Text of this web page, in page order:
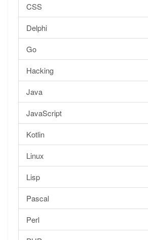
CSS
Delphi
Go
Hacking
Java
JavaScript
Kotlin
Linux
Lisp
Pascal
Perl